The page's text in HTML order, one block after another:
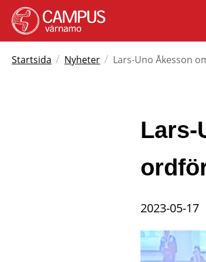
Startsida / Nyheter / Lars-Uno Åkesson
Lars-
2023-05-17